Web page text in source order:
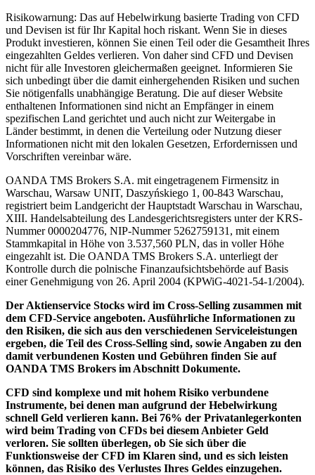
Risikowarnung: Das auf Hebelwirkung basierte Trading von CFD
und Devisen ist für Ihr Kapital hoch riskant. Wenn Sie in dieses
Produkt investieren, können Sie einen Teil oder die Gesamtheit Ihres
eingezahlten Geldes verlieren. Von daher sind CFD und Devisen
nicht für alle Investoren gleichermaßen geeignet. Informieren Sie
sich unbedingt über die damit einhergehenden Risiken und suchen
Sie nötigenfalls unabhängige Beratung. Die auf dieser Website
enthaltenen Informationen sind nicht an Empfänger in einem
spezifischen Land gerichtet und auch nicht zur Weitergabe in
Länder bestimmt, in denen die Verteilung oder Nutzung dieser
Informationen nicht mit den lokalen Gesetzen, Erfordernissen und
Vorschriften vereinbar wäre.
OANDA TMS Brokers S.A. mit eingetragenem Firmensitz in
Warschau, Warsaw UNIT, Daszyńskiego 1, 00-843 Warschau,
registriert beim Landgericht der Hauptstadt Warschau in Warschau,
XIII. Handelsabteilung des Landesgerichtsregisters unter der KRS-
Nummer 0000204776, NIP-Nummer 5262759131, mit einem
Stammkapital in Höhe von 3.537,560 PLN, das in voller Höhe
eingezahlt ist. Die OANDA TMS Brokers S.A. unterliegt der
Kontrolle durch die polnische Finanzaufsichtsbehörde auf Basis
einer Genehmigung von 26. April 2004 (KPWiG-4021-54-1/2004).
Der Aktienservice Stocks wird im Cross-Selling zusammen mit
dem CFD-Service angeboten. Ausführliche Informationen zu
den Risiken, die sich aus den verschiedenen Serviceleistungen
ergeben, die Teil des Cross-Selling sind, sowie Angaben zu den
damit verbundenen Kosten und Gebühren finden Sie auf
OANDA TMS Brokers im Abschnitt Dokumente.
CFD sind komplexe und mit hohem Risiko verbundene
Instrumente, bei denen man aufgrund der Hebelwirkung
schnell Geld verlieren kann. Bei 76% der Privatanlegerkonten
wird beim Trading von CFDs bei diesem Anbieter Geld
verloren. Sie sollten überlegen, ob Sie sich über die
Funktionsweise der CFD im Klaren sind, und es sich leisten
können, das Risiko des Verlustes Ihres Geldes einzugehen.